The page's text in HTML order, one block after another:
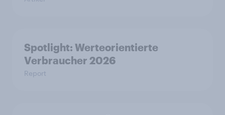
Spotlight: Werteorientierte
Verbraucher 2026
Report